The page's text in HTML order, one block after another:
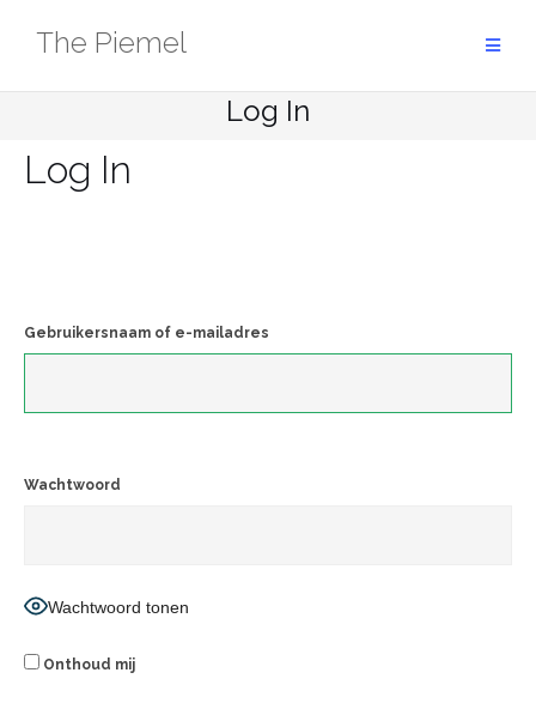
The Piemel
Log In
Log In
Gebruikersnaam of e-mailadres
Wachtwoord
Wachtwoord tonen
Onthoud mij